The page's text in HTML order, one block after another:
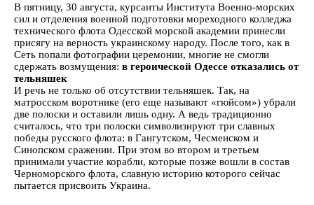
В пятницу, 30 августа, курсанты Института Военно-морских
сил и отделения военной подготовки мореходного колледжа
технического флота Одесской морской академии принесли
присягу на верность украинскому народу. После того, как в
Сеть попали фотографии церемонии, многие не смогли
сдержать возмущения: в героической Одессе отказались от
тельняшек
И речь не только об отсутствии тельняшек. Так, на
матросском воротнике (его еще называют «гюйсом») убрали
две полоски и оставили лишь одну. А ведь традиционно
считалось, что три полоски символизируют три славных
победы русского флота: в Гангутском, Чесменском и
Синопском сражении. При этом во втором и третьем
принимали участие корабли, которые позже вошли в состав
Черноморского флота, славную историю которого сейчас
пытается присвоить Украина.